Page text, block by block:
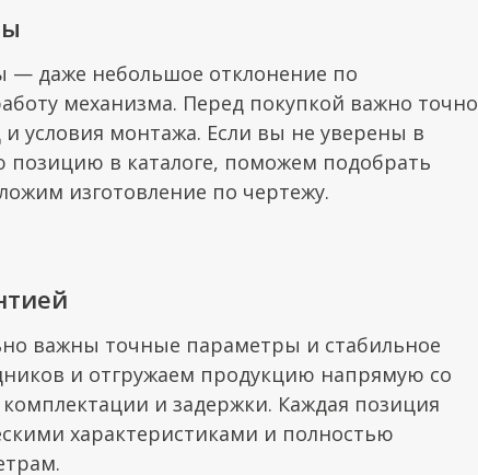
даже небольшое отклонение по
механизма. Перед покупкой важно точно
условия монтажа. Если вы не уверены в
в каталоге, поможем подобрать
изготовление по чертежу.
важны точные параметры и стабильное
и отгружаем продукцию напрямую со
и задержки. Каждая позиция
характеристиками и полностью